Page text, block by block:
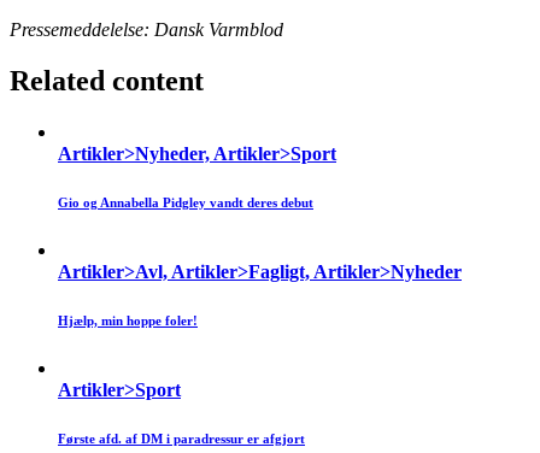
Pressemeddelelse: Dansk Varmblod
Related content
Artikler>Nyheder, Artikler>Sport
Gio og Annabella Pidgley vandt deres debut
Artikler>Avl, Artikler>Fagligt, Artikler>Nyheder
Hjælp, min hoppe foler!
Artikler>Sport
Første afd. af DM i paradressur er afgjort